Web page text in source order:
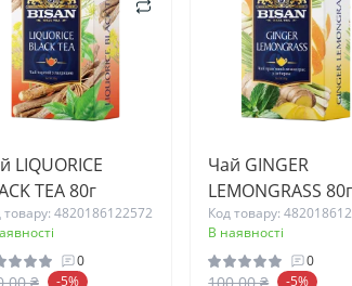
LIQUORICE
TEA 80г
товару: 4820186122572
0
-5%
Чай GINGER
LEMONGRASS 80г
Код товару:
В наявності
0
-5%